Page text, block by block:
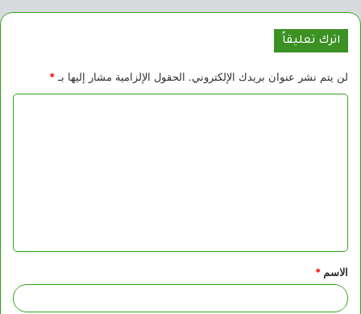
اترك تعليقاً
لن يتم نشر عنوان بريدك الإلكتروني. الحقول الإلزامية مشار إليها بـ*
ق
*
الاسم *